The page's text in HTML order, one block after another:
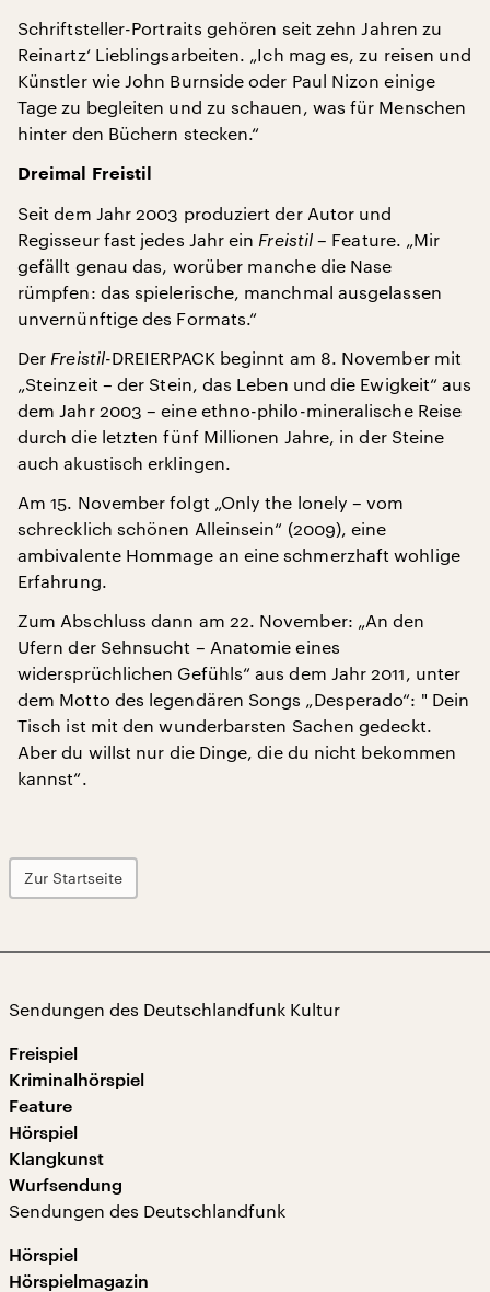
Schriftsteller-Portraits gehören seit zehn Jahren zu
Reinartz‘ Lieblingsarbeiten. „Ich mag es, zu reisen und
Künstler wie John Burnside oder Paul Nizon einige
Tage zu begleiten und zu schauen, was für Menschen
hinter den Büchern stecken.“
Dreimal Freistil
Seit dem Jahr 2003 produziert der Autor und
Regisseur fast jedes Jahr ein Freistil – Feature. „Mir
gefällt genau das, worüber manche die Nase
rümpfen: das spielerische, manchmal ausgelassen
unvernünftige des Formats.“
Der Freistil-DREIERPACK beginnt am 8. November mit
„Steinzeit – der Stein, das Leben und die Ewigkeit“ aus
dem Jahr 2003 – eine ethno-philo-mineralische Reise
durch die letzten fünf Millionen Jahre, in der Steine
auch akustisch erklingen.
Am 15. November folgt „Only the lonely – vom
schrecklich schönen Alleinsein“ (2009), eine
ambivalente Hommage an eine schmerzhaft wohlige
Erfahrung.
Zum Abschluss dann am 22. November: „An den
Ufern der Sehnsucht – Anatomie eines
widersprüchlichen Gefühls“ aus dem Jahr 2011, unter
dem Motto des legendären Songs „Desperado“: " Dein
Tisch ist mit den wunderbarsten Sachen gedeckt.
Aber du willst nur die Dinge, die du nicht bekommen
kannst“.
Zur Startseite
Sendungen des Deutschlandfunk Kultur
Freispiel
Kriminalhörspiel
Feature
Hörspiel
Klangkunst
Wurfsendung
Sendungen des Deutschlandfunk
Hörspiel
Hörspielmagazin